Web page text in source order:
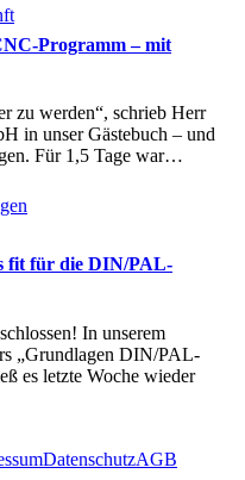
Programm – mit
zu werden“, schrieb Herr
in unser Gästebuch – und
Für 1,5 Tage war…
fit für die DIN/PAL-
In unserem
„Grundlagen DIN/PAL-
es letzte Woche wieder
DatenschutzAGB